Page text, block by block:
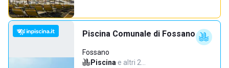
Piscina Comunale di Fossano
Fossano
Piscina·e altri 2…